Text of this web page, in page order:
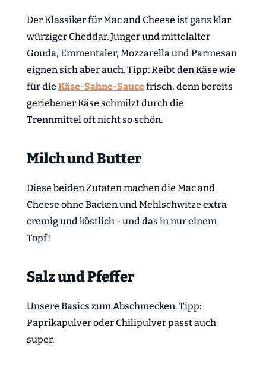
Der Klassiker für Mac and Cheese ist ganz klar
würziger Cheddar. Junger und mittelalter
Gouda, Emmentaler, Mozzarella und Parmesan
eignen sich aber auch. Tipp: Reibt den Käse wie
für die Käse-Sahne-Saucefrisch, denn bereits
geriebener Käse schmilzt durch die
Trennmittel oft nicht so schön.
Milch und Butter
Diese beiden Zutaten machen die Mac and
Cheese ohne Backen und Mehlschwitze extra
cremig und köstlich - und das in nur einem
Topf!
Salz und Pfeffer
Unsere Basics zum Abschmecken. Tipp:
Paprikapulver oder Chilipulver passt auch
super.